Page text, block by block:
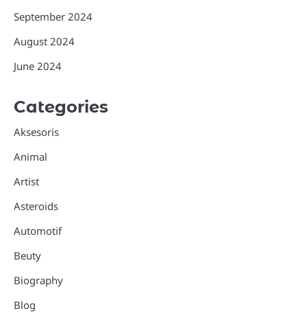
September 2024
August 2024
June 2024
Categories
Aksesoris
Animal
Artist
Asteroids
Automotif
Beuty
Biography
Blog